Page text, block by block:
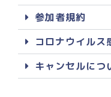
参加者規約
コロナウイルス
キャンセルにつ